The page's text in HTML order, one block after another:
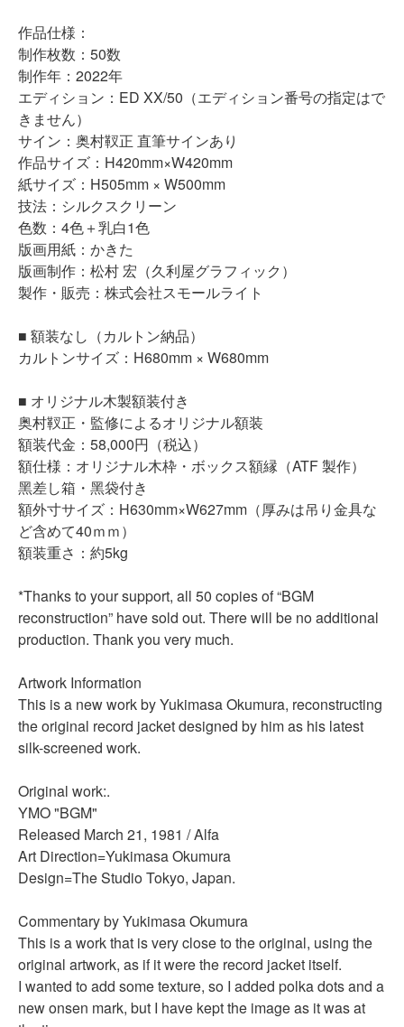
作品仕様：
制作枚数：50数
制作年：2022年
エディション：ED XX/50（エディション番号の指定はで
きません）
サイン：奥村靫正 直筆サインあり
作品サイズ：H420mm×W420mm
紙サイズ：H505mm × W500mm
技法：シルクスクリーン
色数：4色＋乳白1色
版画用紙：かきた
版画制作：松村 宏（久利屋グラフィック）
製作・販売：株式会社スモールライト
■ 額装なし（カルトン納品）
カルトンサイズ：H680mm × W680mm
■ オリジナル木製額装付き
奥村靫正・監修によるオリジナル額装
額装代金：58,000円（税込）
額仕様：オリジナル木枠・ボックス額縁（ATF 製作）
黑差し箱・黑袋付き
額外寸サイズ：H630mm×W627mm（厚みは吊り金具な
ど含めて40ｍｍ）
額装重さ：約5kg
*Thanks to your support, all 50 copies of “BGM
reconstruction” have sold out. There will be no additional
production. Thank you very much.
Artwork Information
This is a new work by Yukimasa Okumura, reconstructing
the original record jacket designed by him as his latest
silk-screened work.
Original work:.
YMO "BGM"
Released March 21, 1981 / Alfa
Art Direction=Yukimasa Okumura
Design=The Studio Tokyo, Japan.
Commentary by Yukimasa Okumura
This is a work that is very close to the original, using the
original artwork, as if it were the record jacket itself.
I wanted to add some texture, so I added polka dots and a
new onsen mark, but I have kept the image as it was at